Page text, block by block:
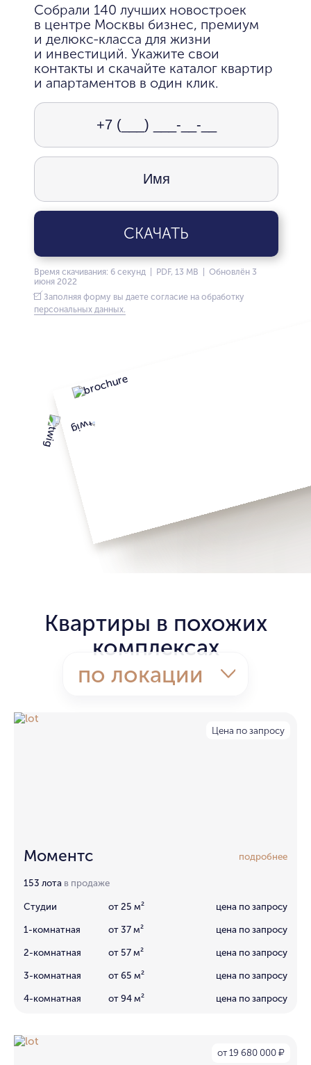
Собрали 140 лучших новостроек
в центре Москвы бизнес, премиум
и делюкс-класса для жизни
и инвестиций. Укажите свои
контакты и скачайте каталог квартир
и апартаментов в один клик.
СКАЧАТЬ
Время скачивания: 6 секунд | PDF, 13 MB | Обновлён 3
июня 2022
Заполняя форму вы даете согласие на обработку
персональных данных.
Квартиры в похожих
комплексах
по локации
Цена по запросу
Моментс подробнее
153 лота в продаже
Студии от 25 м² цена по запросу
1-комнатная от 37 м² цена по запросу
2-комнатная от 57 м² цена по запросу
3-комнатная от 65 м² цена по запросу
4-комнатная от 94 м² цена по запросу
от 19 680 000 ₽